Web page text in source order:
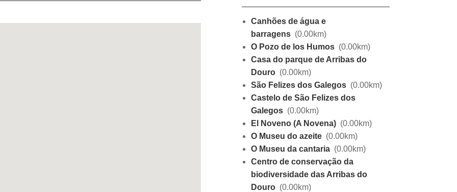
Canhões de água e
barragens (0.00km)
O Pozo de los Humos (0.00km)
Casa do parque de Arribas do
Douro (0.00km)
São Felizes dos Galegos (0.00km)
Castelo de São Felizes dos
Galegos (0.00km)
El Noveno (A Novena) (0.00km)
O Museu do azeite (0.00km)
O Museu da cantaria (0.00km)
Centro de conservação da
biodiversidade das Arribas do
Douro (0.00km)